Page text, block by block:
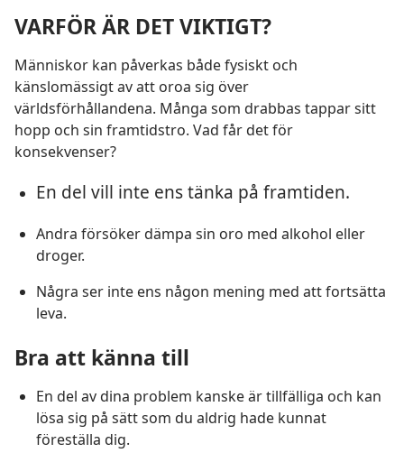
VARFÖR ÄR DET VIKTIGT?
Människor kan påverkas både fysiskt och
känslomässigt av att oroa sig över
världsförhållandena. Många som drabbas tappar sitt
hopp och sin framtidstro. Vad får det för
konsekvenser?
En del vill inte ens tänka på framtiden.
Andra försöker dämpa sin oro med alkohol eller
droger.
Några ser inte ens någon mening med att fortsätta
leva.
Bra att känna till
En del av dina problem kanske är tillfälliga och kan
lösa sig på sätt som du aldrig hade kunnat
föreställa dig.